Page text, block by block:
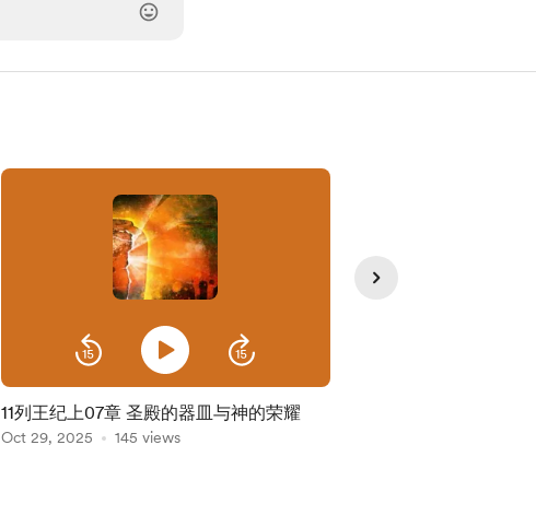
11列王纪上07章 圣殿的器皿与神的荣耀
Oct 29, 2025 145 views